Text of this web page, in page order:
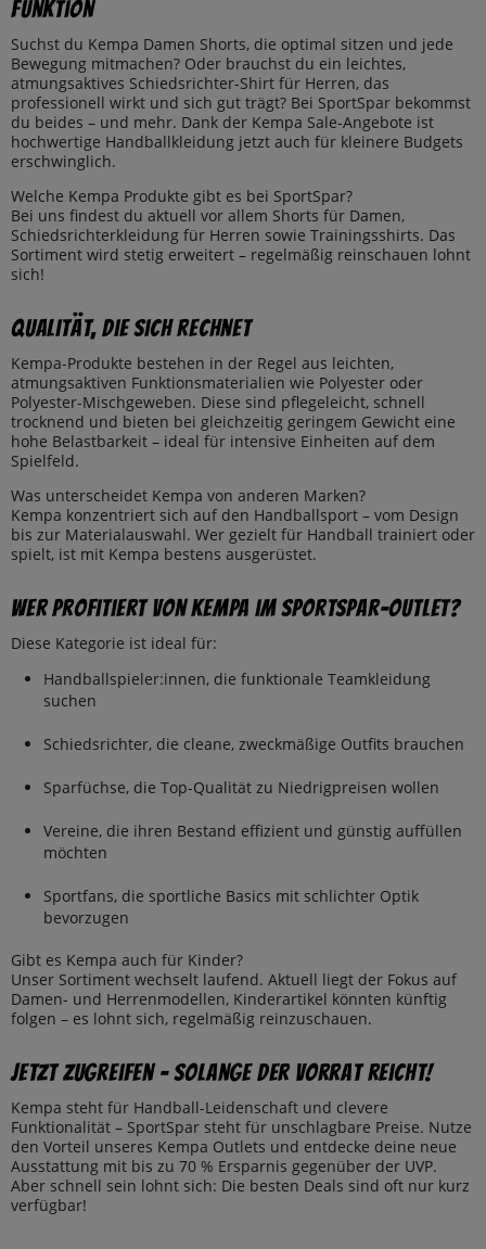
Funktion
Suchst du Kempa Damen Shorts, die optimal sitzen und jede
Bewegung mitmachen? Oder brauchst du ein leichtes,
atmungsaktives Schiedsrichter-Shirt für Herren, das
professionell wirkt und sich gut trägt? Bei SportSpar bekommst
du beides – und mehr. Dank der Kempa Sale-Angebote ist
hochwertige Handballkleidung jetzt auch für kleinere Budgets
erschwinglich.
Welche Kempa Produkte gibt es bei SportSpar?
Bei uns findest du aktuell vor allem Shorts für Damen,
Schiedsrichterkleidung für Herren sowie Trainingsshirts. Das
Sortiment wird stetig erweitert – regelmäßig reinschauen lohnt
sich!
Qualität, die sich rechnet
Kempa-Produkte bestehen in der Regel aus leichten,
atmungsaktiven Funktionsmaterialien wie Polyester oder
Polyester-Mischgeweben. Diese sind pflegeleicht, schnell
trocknend und bieten bei gleichzeitig geringem Gewicht eine
hohe Belastbarkeit – ideal für intensive Einheiten auf dem
Spielfeld.
Was unterscheidet Kempa von anderen Marken?
Kempa konzentriert sich auf den Handballsport – vom Design
bis zur Materialauswahl. Wer gezielt für Handball trainiert oder
spielt, ist mit Kempa bestens ausgerüstet.
Wer profitiert von Kempa im SportSpar-Outlet?
Diese Kategorie ist ideal für:
Handballspieler:innen, die funktionale Teamkleidung
suchen
Schiedsrichter, die cleane, zweckmäßige Outfits brauchen
Sparfüchse, die Top-Qualität zu Niedrigpreisen wollen
Vereine, die ihren Bestand effizient und günstig auffüllen
möchten
Sportfans, die sportliche Basics mit schlichter Optik
bevorzugen
Gibt es Kempa auch für Kinder?
Unser Sortiment wechselt laufend. Aktuell liegt der Fokus auf
Damen- und Herrenmodellen, Kinderartikel könnten künftig
folgen – es lohnt sich, regelmäßig reinzuschauen.
Jetzt zugreifen – solange der Vorrat reicht!
Kempa steht für Handball-Leidenschaft und clevere
Funktionalität – SportSpar steht für unschlagbare Preise. Nutze
den Vorteil unseres Kempa Outlets und entdecke deine neue
Ausstattung mit bis zu 70 % Ersparnis gegenüber der UVP.
Aber schnell sein lohnt sich: Die besten Deals sind oft nur kurz
verfügbar!